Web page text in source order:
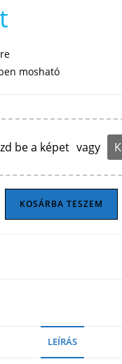
mosható
be a képet vagy
KOSÁRBA TESZEM
LEÍRÁS